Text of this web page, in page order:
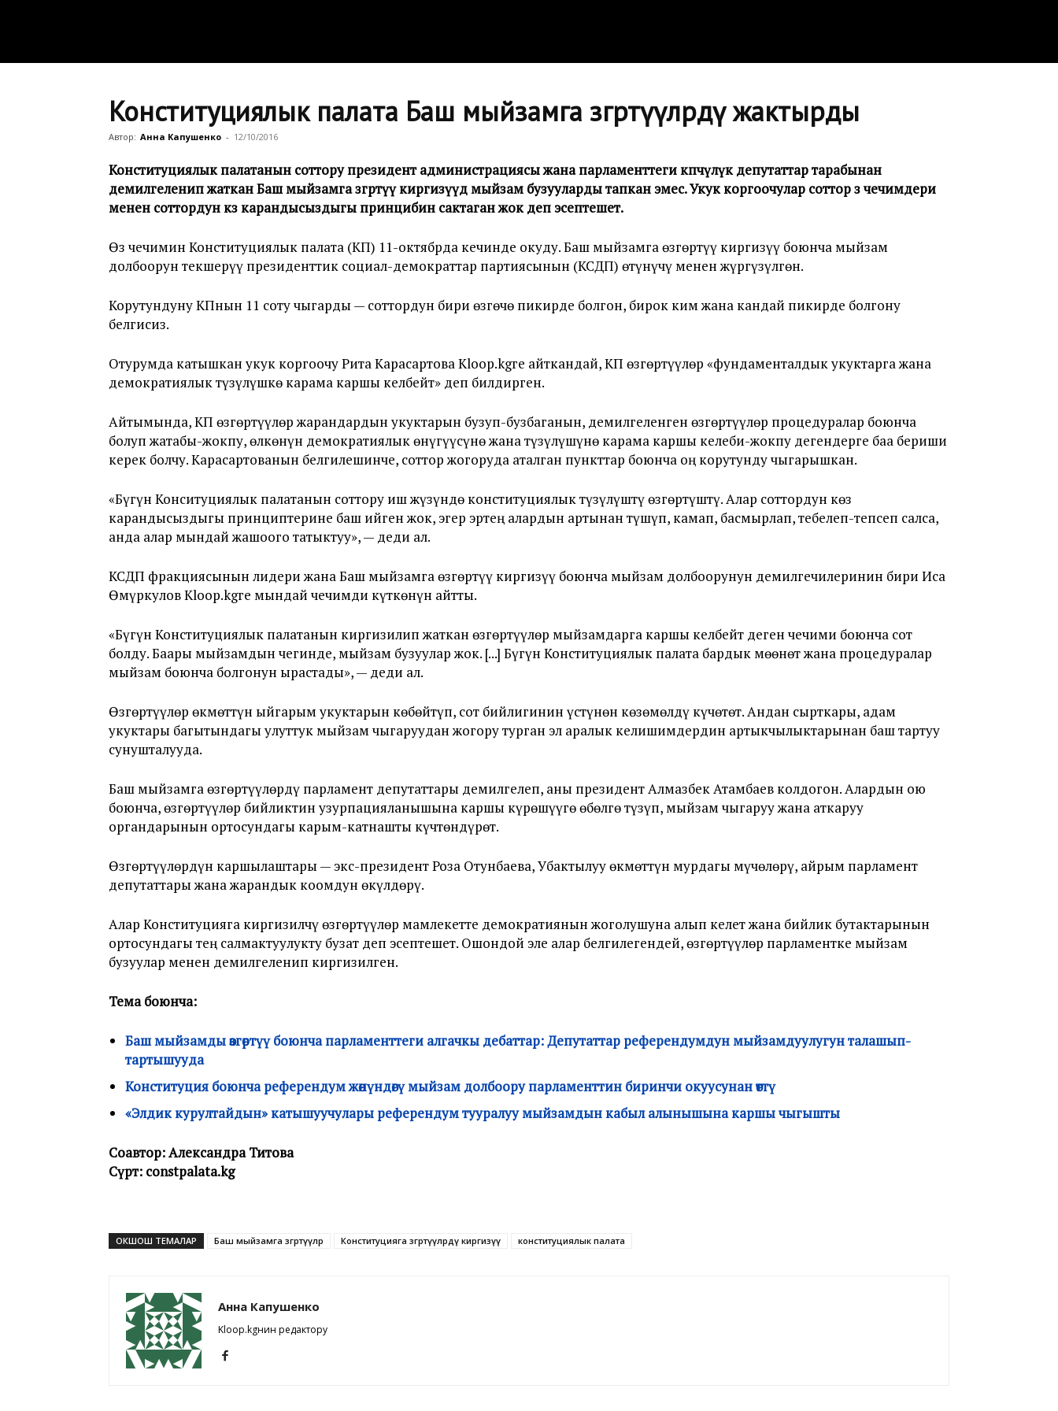
Конституциялык палата Баш мыйзамга өзгөртүүлөрдү жактырды
Автор: Анна Капушенко - 12/10/2016
Конституциялык палатанын соттору президент администрациясы жана парламенттеги көпчүлүк депутаттар тарабынан
демилгеленип жаткан Баш мыйзамга өзгөртүү киргизүүдө мыйзам бузууларды тапкан эмес. Укук коргоочулар соттор өз чечимдери
менен соттордун көз карандысыздыгы принцибин сактаган жок деп эсептешет.
Өз чечимин Конституциялык палата (КП) 11-октябрда кечинде окуду. Баш мыйзамга өзгөртүү киргизүү боюнча мыйзам
долбоорун текшерүү президенттик социал-демократтар партиясынын (КСДП) өтүнүчү менен жүргүзүлгөн.
Корутундуну КПнын 11 соту чыгарды — соттордун бири өзгөчө пикирде болгон, бирок ким жана кандай пикирде болгону
белгисиз.
Отурумда катышкан укук коргоочу Рита Карасартова Kloop.kgге айткандай, КП өзгөртүүлөр «фундаменталдык укуктарга жана
демократиялык түзүлүшкө карама каршы келбейт» деп билдирген.
Айтымында, КП өзгөртүүлөр жарандардын укуктарын бузуп-бузбаганын, демилгеленген өзгөртүүлөр процедуралар боюнча
болуп жатабы-жокпу, өлкөнүн демократиялык өнүгүүсүнө жана түзүлүшүнө карама каршы келеби-жокпу дегендерге баа бериши
керек болчу. Карасартованын белгилешинче, соттор жогоруда аталган пункттар боюнча оң корутунду чыгарышкан.
«Бүгүн Конситуциялык палатанын соттору иш жүзүндө конституциялык түзүлүштү өзгөртүштү. Алар соттордун көз
карандысыздыгы принциптерине баш ийген жок, эгер эртең алардын артынан түшүп, камап, басмырлап, тебелеп-тепсеп салса,
анда алар мындай жашоого татыктуу», — деди ал.
КСДП фракциясынын лидери жана Баш мыйзамга өзгөртүү киргизүү боюнча мыйзам долбоорунун демилгечилеринин бири Иса
Өмүркулов Kloop.kgге мындай чечимди күткөнүн айтты.
«Бүгүн Конституциялык палатанын киргизилип жаткан өзгөртүүлөр мыйзамдарга каршы келбейт деген чечими боюнча сот
болду. Баары мыйзамдын чегинде, мыйзам бузуулар жок. [...] Бүгүн Конституциялык палата бардык мөөнөт жана процедуралар
мыйзам боюнча болгонун ырастады», — деди ал.
Өзгөртүүлөр өкмөттүн ыйгарым укуктарын көбөйтүп, сот бийлигинин үстүнөн көзөмөлдү күчөтөт. Андан сырткары, адам
укуктары багытындагы улуттук мыйзам чыгаруудан жогору турган эл аралык келишимдердин артыкчылыктарынан баш тартуу
сунушталууда.
Баш мыйзамга өзгөртүүлөрдү парламент депутаттары демилгелеп, аны президент Алмазбек Атамбаев колдогон. Алардын ою
боюнча, өзгөртүүлөр бийликтин узурпацияланышына каршы күрөшүүгө өбөлгө түзүп, мыйзам чыгаруу жана аткаруу
органдарынын ортосундагы карым-катнашты күчтөндүрөт.
Өзгөртүүлөрдүн каршылаштары — экс-президент Роза Отунбаева, Убактылуу өкмөттүн мурдагы мүчөлөрү, айрым парламент
депутаттары жана жарандык коомдун өкүлдөрү.
Алар Конституцияга киргизилчү өзгөртүүлөр мамлекетте демократиянын жоголушуна алып келет жана бийлик бутактарынын
ортосундагы тең салмактуулукту бузат деп эсептешет. Ошондой эле алар белгилегендей, өзгөртүүлөр парламентке мыйзам
бузуулар менен демилгеленип киргизилген.
Тема боюнча:
Баш мыйзамды өзгөртүү боюнча парламенттеги алгачкы дебаттар: Депутаттар референдумдун мыйзамдуулугун талашып-
тартышууда
Конституция боюнча референдум жөнүндөгү мыйзам долбоору парламенттин биринчи окуусунан өттү
«Элдик курултайдын» катышуучулары референдум тууралуу мыйзамдын кабыл алынышына каршы чыгышты
Соавтор: Александра Титова
Сүрөт: constpalata.kg
ОКШОШ ТЕМАЛАР Баш мыйзамга өзгөртүүлөр Конституцияга өзгөртүүлөрдү киргизүү конституциялык палата
Анна Капушенко
Kloop.kgнин редактору